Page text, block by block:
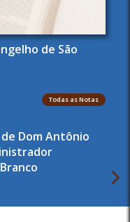
de São
Todas as Notas
Dom Antônio